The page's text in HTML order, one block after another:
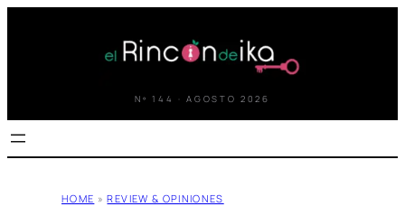
Nº 144 · AGOSTO 2026
HOME » REVIEW & OPINIONES